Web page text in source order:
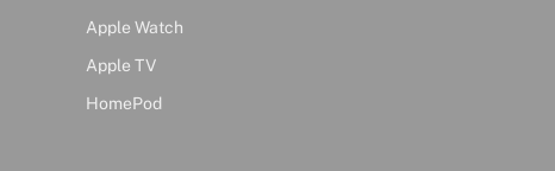
Apple Watch
Apple TV
HomePod